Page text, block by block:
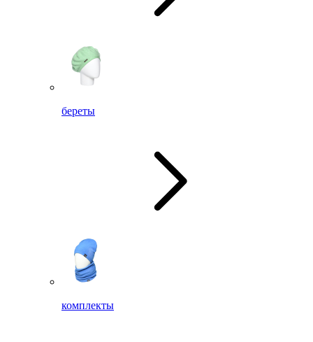
береты
комплекты